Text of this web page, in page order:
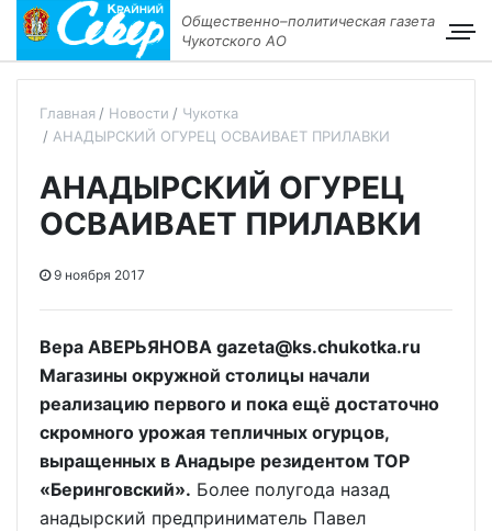
Общественно–политическая газета
Чукотского АО
Главная Новости
Чукотка
АНАДЫРСКИЙ ОГУРЕЦ ОСВАИВАЕТ ПРИЛАВКИ
АНАДЫРСКИЙ ОГУРЕЦ
ОСВАИВАЕТ ПРИЛАВКИ
9 ноября 2017
Вера АВЕРЬЯНОВА gazeta@ks.chukotka.ru
Магазины окружной столицы начали
реализацию первого и пока ещё достаточно
скромного урожая тепличных огурцов,
выращенных в Анадыре резидентом ТОР
«Беринговский». Более полугода назад
анадырский предприниматель Павел